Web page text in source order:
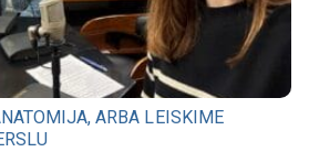
ARBA LEISKIME